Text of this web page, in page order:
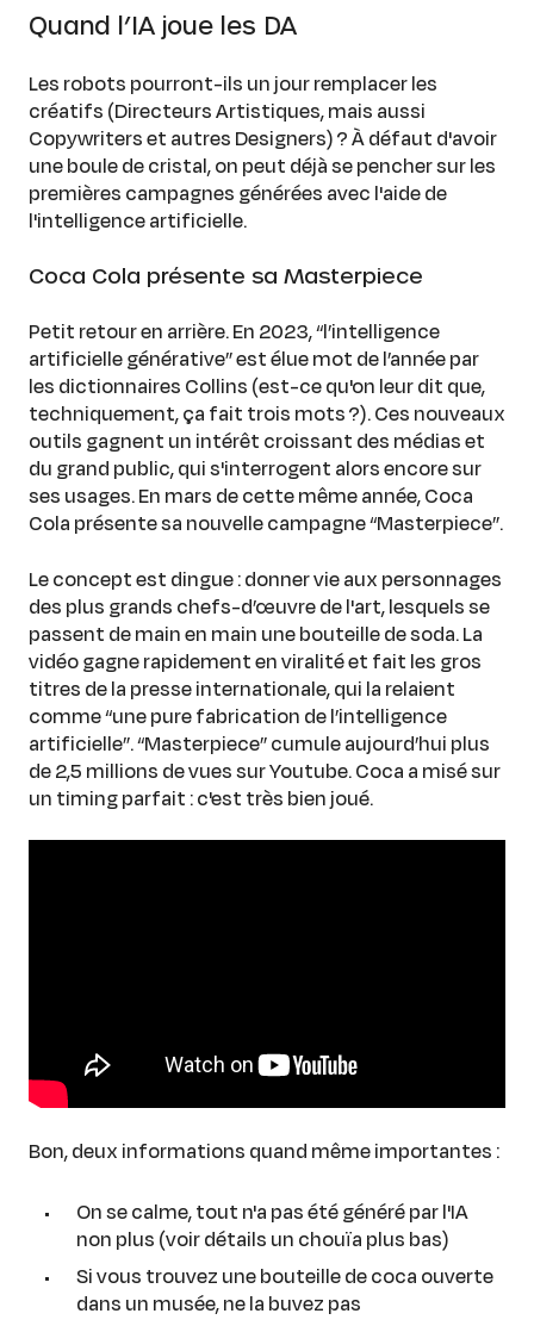
Quand l’IA joue les DA
Les robots pourront-ils un jour remplacer les
créatifs (Directeurs Artistiques, mais aussi
Copywriters et autres Designers) ? À défaut d'avoir
une boule de cristal, on peut déjà se pencher sur les
premières campagnes générées avec l'aide de
l'intelligence artificielle.
Coca Cola présente sa Masterpiece
Petit retour en arrière. En 2023, “l’intelligence
artificielle générative” est élue mot de l’année par
les dictionnaires Collins (est-ce qu'on leur dit que,
techniquement, ça fait trois mots ?). Ces nouveaux
outils gagnent un intérêt croissant des médias et
du grand public, qui s'interrogent alors encore sur
ses usages. En mars de cette même année, Coca
Cola présente sa nouvelle campagne “Masterpiece”.
Le concept est dingue : donner vie aux personnages
des plus grands chefs-d’œuvre de l'art, lesquels se
passent de main en main une bouteille de soda. La
vidéo gagne rapidement en viralité et fait les gros
titres de la presse internationale, qui la relaient
comme “une pure fabrication de l’intelligence
artificielle”. “Masterpiece” cumule aujourd’hui plus
de 2,5 millions de vues sur Youtube. Coca a misé sur
un timing parfait : c'est très bien joué.
Bon, deux informations quand même importantes :
On se calme, tout n'a pas été généré par l'IA
non plus (voir détails un chouïa plus bas)
Si vous trouvez une bouteille de coca ouverte
dans un musée, ne la buvez pas